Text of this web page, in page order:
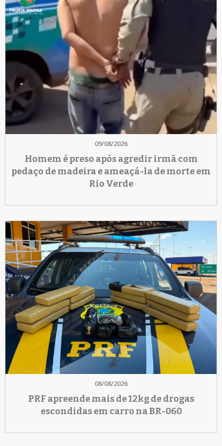
09/08/2026
Homem é preso após agredir irmã com
pedaço de madeira e ameaçá-la de morte em
Rio Verde
08/08/2026
PRF apreende mais de 12kg de drogas
escondidas em carro na BR-060